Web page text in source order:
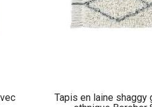
Tapis en laine shaggy